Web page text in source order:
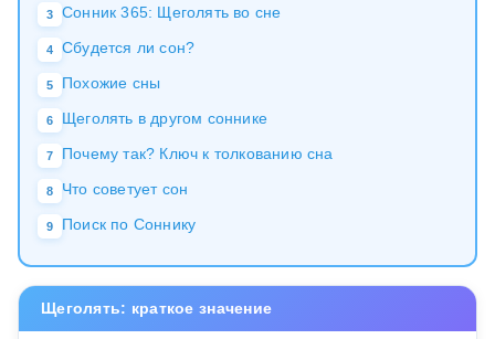
3 Сонник 365: Щеголять во сне
4 Сбудется ли сон?
5 Похожие сны
6 Щеголять в другом соннике
7 Почему так? Ключ к толкованию сна
8 Что советует сон
9 Поиск по Соннику
Щеголять: краткое значение